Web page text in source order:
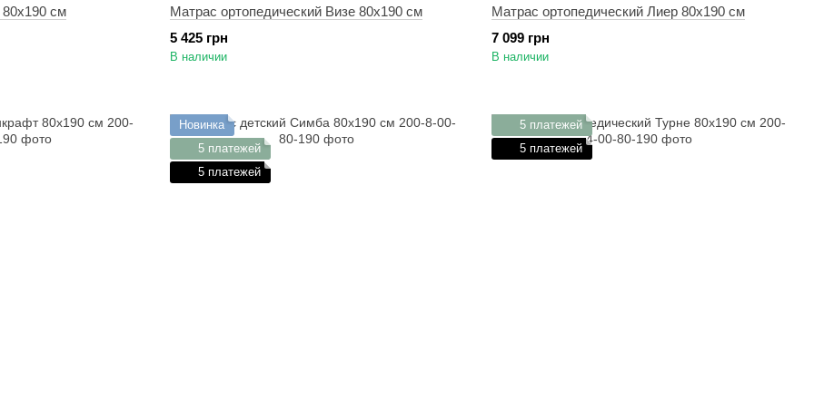
см
Матрас ортопедический Визе 80х190 см
5 425 грн
В наличии
Матрас ортопедический Лиер 80х190 см
7 099 грн
В наличии
Новинка
5 платежей
5 платежей
5 платежей
5 платежей